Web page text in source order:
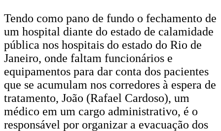
Tendo como pano de fundo o fechamento de
um hospital diante do estado de calamidade
pública nos hospitais do estado do Rio de
Janeiro, onde faltam funcionários e
equipamentos para dar conta dos pacientes
que se acumulam nos corredores à espera de
tratamento, João (Rafael Cardoso), um
médico em um cargo administrativo, é o
responsável por organizar a evacuação dos